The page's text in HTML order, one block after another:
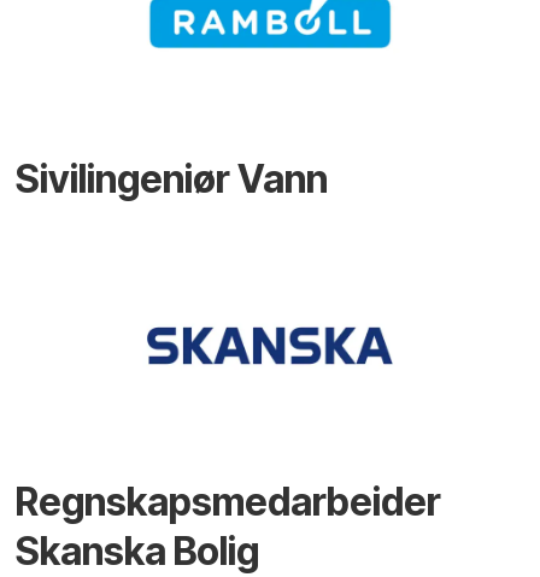
Sivilingeniør Vann
Regnskapsmedarbeider
Skanska Bolig